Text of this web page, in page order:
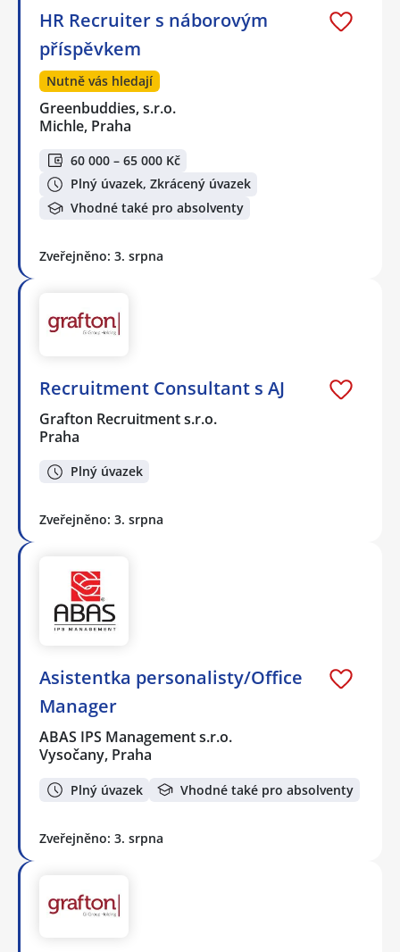
HR Recruiter s náborovým
příspěvkem
Nutně vás hledají
Greenbuddies, s.r.o.
Michle, Praha
60 000 – 65 000 Kč
Plný úvazek, Zkrácený úvazek
Vhodné také pro absolventy
Zveřejněno: 3. srpna
Recruitment Consultant s AJ
Grafton Recruitment s.r.o.
Praha
Plný úvazek
Zveřejněno: 3. srpna
Asistentka personalisty/Office
Manager
ABAS IPS Management s.r.o.
Vysočany, Praha
Plný úvazek Vhodné také pro absolventy
Zveřejněno: 3. srpna